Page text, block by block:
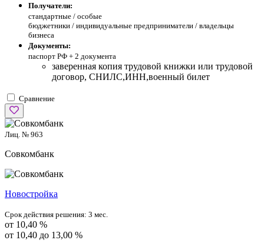
Получатели:
стандартные / особые
бюджетники / индивидуальные предприниматели / владельцы
бизнеса
Документы:
паспорт РФ + 2 документа
заверенная копия трудовой книжки или трудовой
договор, СНИЛС,ИНН,военный билет
Сравнение
Лиц. № 963
Совкомбанк
Новостройка
Срок действия решения: 3 мес.
от 10,40 %
от 10,40 до 13,00 %